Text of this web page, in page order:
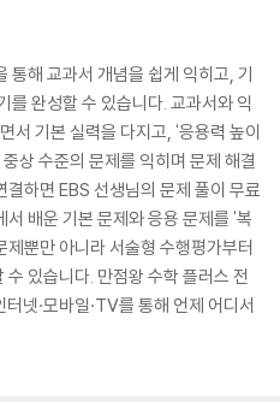
통해 교과서 개념을 쉽게 익히고, 기
를 완성할 수 있습니다. 교과서와 익
서 기본 실력을 다지고, '응용력 높이
상 수준의 문제를 익히며 문제 해결
하면 EBS 선생님의 문제 풀이 무료
배운 기본 문제와 응용 문제를 '복
뿐만 아니라 서술형 수행평가부터
있습니다. 만점왕 수학 플러스 전
넷·모바일·TV를 통해 언제 어디서